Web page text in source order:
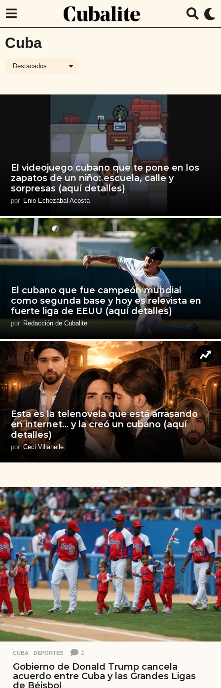
Cuba
Destacados
El videojuego cubano que te pone en los
zapatos de un niño: escuela, calle y
sorpresas (aquí detalles)
por Enio Echezábal Acosta
El cubano que fue campeón mundial
como segunda base y hoy es relevista en
fuerte liga de EEUU (aquí detalles)
por Redacción de Cubalite
Esta es la telenovela que está arrasando
en internet… y la creó un cubano (aquí
detalles)
por Ceci Villanelle
CUBA ,DEPORTES 2
Gobierno de Donald Trump cancela
acuerdo entre Cuba y las Grandes Ligas
de Béisbol